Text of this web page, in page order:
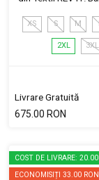
XS S M
2XL 3XL
Livrare Gratuită
675.00 RON
COST DE LIVRARE:
ECONOMISIȚI 33.00 RON